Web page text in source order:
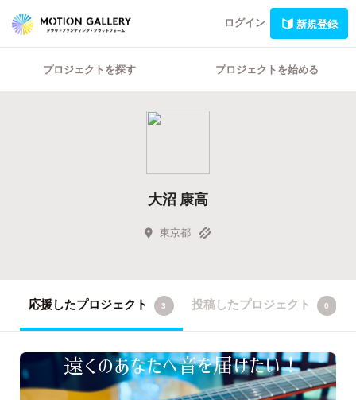
ログイン 新規登録
プロジェクトを探す プロジェクトを始める
大沼 康高
東京都
応援したプロジェクト 3 投稿したプロジェクト 0